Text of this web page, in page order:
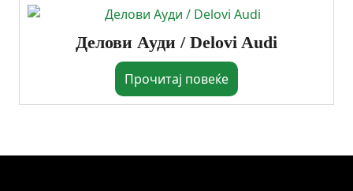
Делови Ауди / Delovi Audi
Прочитај повеќе